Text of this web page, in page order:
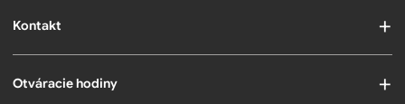
Kontakt
Otváracie hodiny